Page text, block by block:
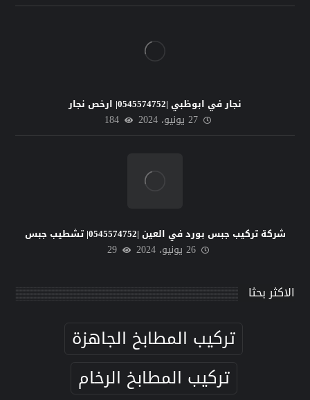
نجار في ابوظبي |0545574752| ارخص نجار
27 يونيو، 2024 184
شركة تركيب جبس بورد في العين |0545574752| تشطيب جبس
26 يونيو، 2024 29
الاكثر بحثا
تركيب المطابخ الجاهزة
تركيب المطابخ الرخام